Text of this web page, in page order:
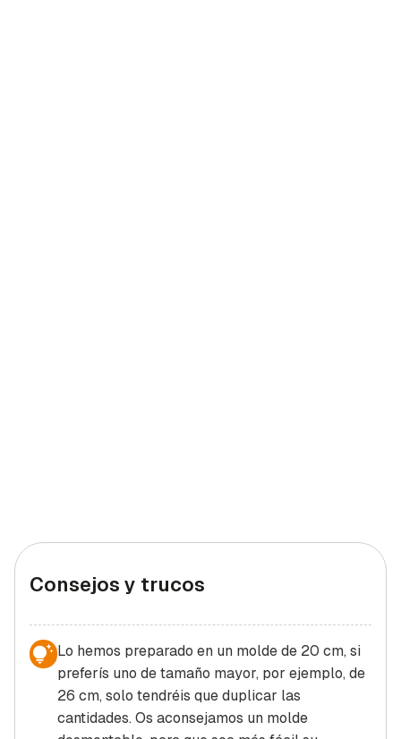
Consejos y trucos
Lo hemos preparado en un molde de 20 cm, si
preferís uno de tamaño mayor, por ejemplo, de
26 cm, solo tendréis que duplicar las
cantidades. Os aconsejamos un molde